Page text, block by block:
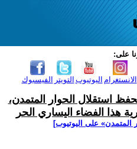
على:
الفيسبوك التويتر اليوتيوب الانستغرام
استقلال الحوار المتمدن،
هذا الفضاء اليساري الحر
المتمدن» على اليوتيوب]